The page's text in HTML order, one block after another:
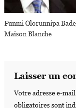
Funmi Olorunnipa
Maison Blanche
Laisser un
Votre adresse e-
obligatoires sont